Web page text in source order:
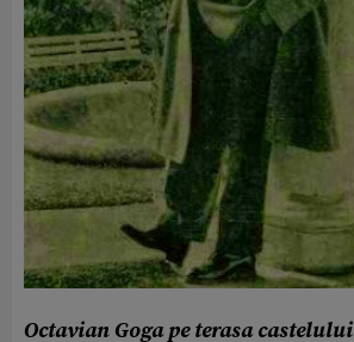
Octavian Goga pe terasa castelului